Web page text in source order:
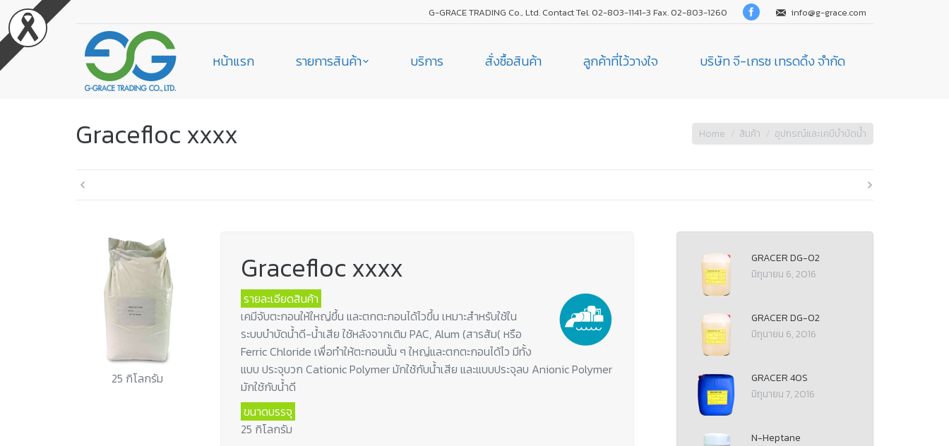
G-GRACE TRADING Co., Ltd. Contact Tel. 02-803-1141-3 Fax. 02-803-1260 info@g-grace.com
หน้าแรก รายการสินค้า บริการ สั่งซื้อสินค้า ลูกค้าที่ไว้วางใจ บริษัท จี-เกรซ เทรดดิ้ง จำกัด
Gracefloc xxxx Home สินค้า อุปกรณ์และเคมีบำบัดน้ำ
25 กิโลกรัม
Gracefloc xxxx
รายละเอียดสินค้า
เคมีจับตะกอนให้ใหญ่ขึ้น และตกตะกอนได้ไวขึ้น เหมาะสำหรับใช้ใน
ระบบบำบัดน้ำดี-น้ำเสีย ใช้หลังจากเติม PAC, Alum (สารส้ม( หรือ
Ferric Chloride เพื่อทำให้ตะกอนนั้น ๆ ใหญ่และตกตะกอนได้ไว มีทั้ง
แบบ ประจุบวก Cationic Polymer มักใช้กับน้ำเสีย และแบบประจุลบ Anionic Polymer
มักใช้กับน้ำดี
ขนาดบรรจุ
25 กิโลกรัม
GRACER DG-02
มิถุนายน 6, 2016
GRACER DG-02
มิถุนายน 6, 2016
GRACER 40S
มิถุนายน 7, 2016
N-Heptane